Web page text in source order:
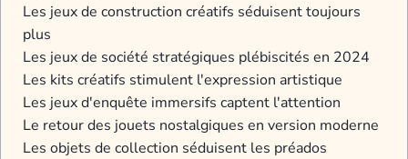
Les jeux de construction créatifs séduisent toujours
plus
Les jeux de société stratégiques plébiscités en 2024
Les kits créatifs stimulent l'expression artistique
Les jeux d'enquête immersifs captent l'attention
Le retour des jouets nostalgiques en version moderne
Les objets de collection séduisent les préados